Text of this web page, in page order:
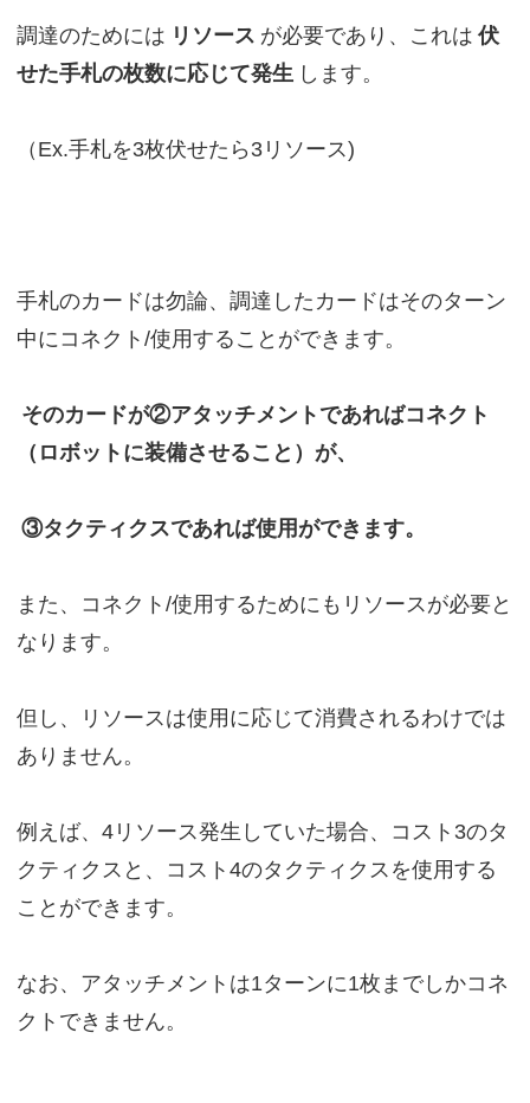
調達のためには リソース が必要であり、これは 伏
せた手札の枚数に応じて発生 します。
（Ex.手札を3枚伏せたら3リソース)
手札のカードは勿論、調達したカードはそのターン
中にコネクト/使用することができます。
そのカードが②アタッチメントであればコネクト
（ロボットに装備させること）が、
③タクティクスであれば使用ができます。
また、コネクト/使用するためにもリソースが必要と
なります。
但し、リソースは使用に応じて消費されるわけでは
ありません。
例えば、4リソース発生していた場合、コスト3のタ
クティクスと、コスト4のタクティクスを使用する
ことができます。
なお、アタッチメントは1ターンに1枚までしかコネ
クトできません。